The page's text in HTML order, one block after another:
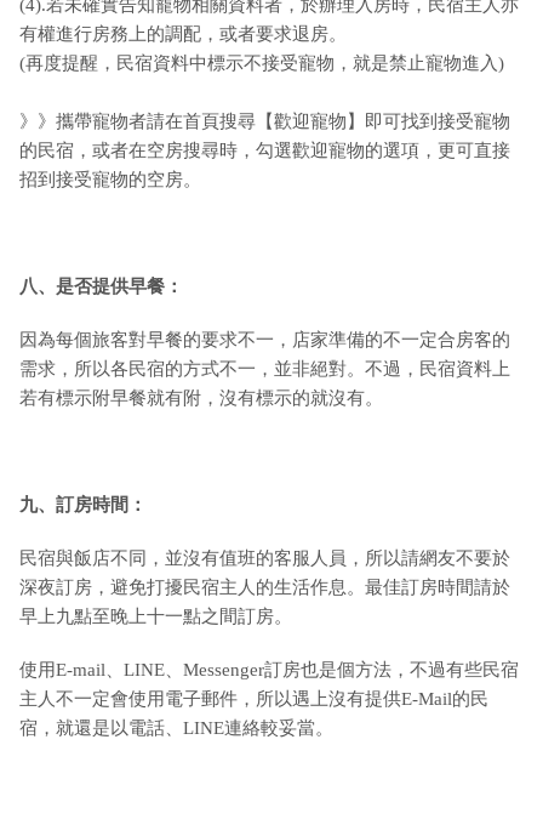
(4).若未確實告知寵物相關資料者，於辦理入房時，民宿主人亦
有權進行房務上的調配，或者要求退房。
(再度提醒，民宿資料中標示不接受寵物，就是禁止寵物進入)
》》攜帶寵物者請在首頁搜尋【歡迎寵物】即可找到接受寵物
的民宿，或者在空房搜尋時，勾選歡迎寵物的選項，更可直接
招到接受寵物的空房。
八、是否提供早餐：
因為每個旅客對早餐的要求不一，店家準備的不一定合房客的
需求，所以各民宿的方式不一，並非絕對。不過，民宿資料上
若有標示附早餐就有附，沒有標示的就沒有。
九、訂房時間：
民宿與飯店不同，並沒有值班的客服人員，所以請網友不要於
深夜訂房，避免打擾民宿主人的生活作息。最佳訂房時間請於
早上九點至晚上十一點之間訂房。
使用E-mail、LINE、Messenger訂房也是個方法，不過有些民宿
主人不一定會使用電子郵件，所以遇上沒有提供E-Mail的民
宿，就還是以電話、LINE連絡較妥當。